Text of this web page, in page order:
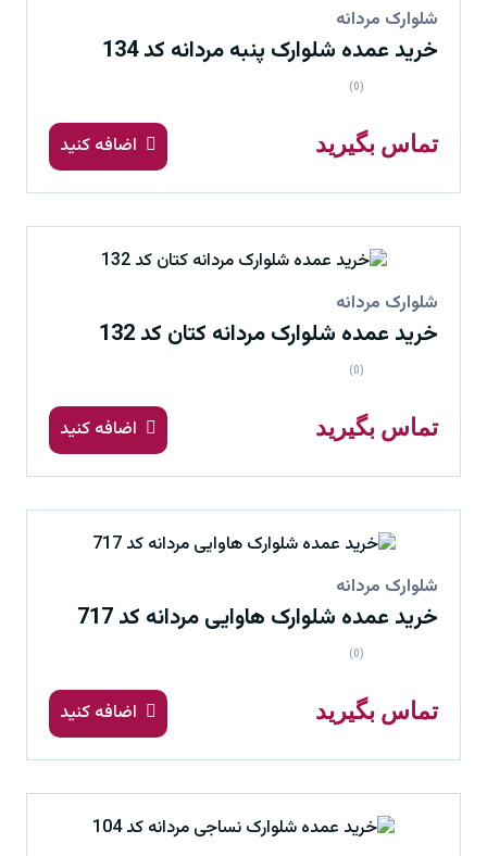
شلوارک مردانه
خرید عمده شلوارک پنبه مردانه کد 134
(0)
تماس بگیرید اضافه کنید
شلوارک مردانه
خرید عمده شلوارک مردانه کتان کد 132
(0)
تماس بگیرید اضافه کنید
شلوارک مردانه
خرید عمده شلوارک هاوایی مردانه کد 717
(0)
تماس بگیرید اضافه کنید